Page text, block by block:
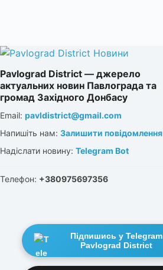
Pavlograd District — джерело
актуальних новин Павлограда та
громад Західного Донбасу
Email: pavldistrict@gmail.com
Напишіть нам: Залишити повідомлення
Надіслати новину: Telegram Bot
Телефон: +380975697356
Підпишись у Telegram
Pavlograd District